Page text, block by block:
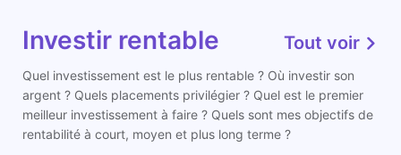
Investir rentable Tout voir
Quel investissement est le plus rentable ? Où investir son
argent ? Quels placements privilégier ? Quel est le premier
meilleur investissement à faire ? Quels sont mes objectifs de
rentabilité à court, moyen et plus long terme ?